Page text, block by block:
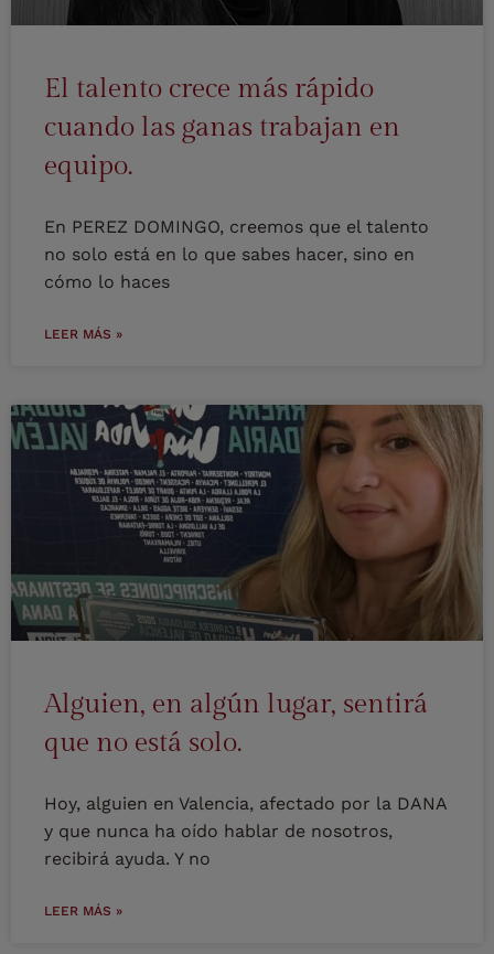
El talento crece más rápido
cuando las ganas trabajan en
equipo.
En PEREZ DOMINGO, creemos que el talento
no solo está en lo que sabes hacer, sino en
cómo lo haces
LEER MÁS »
Alguien, en algún lugar, sentirá
que no está solo.
Hoy, alguien en Valencia, afectado por la DANA
y que nunca ha oído hablar de nosotros,
recibirá ayuda. Y no
LEER MÁS »